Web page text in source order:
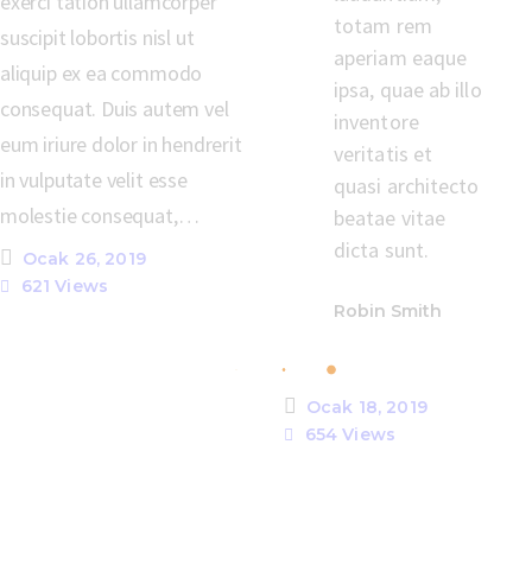
suscipit lobortis nisl ut
aliquip ex ea commodo
consequat. Duis autem vel
eum iriure dolor in hendrerit
in vulputate velit esse
molestie consequat,…
Ocak 26, 2019
621 Views
totam rem
aperiam eaque
ipsa, quae ab illo
inventore
veritatis et
quasi architecto
beatae vitae
dicta sunt.
Robin Smith
Ocak 18, 2019
654 Views